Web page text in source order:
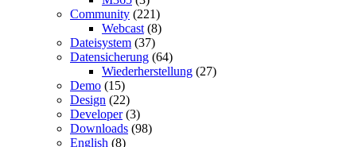
Community (221)
Webcast (8)
Dateisystem (37)
Datensicherung (64)
Wiederherstellung (27)
Demo (15)
Design (22)
Developer(3)
Downloads (98)
English (8)